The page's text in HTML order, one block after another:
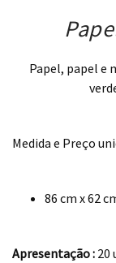
Papel, papel e
Medida e Preço
86 cm x 62
Apresentação : 20